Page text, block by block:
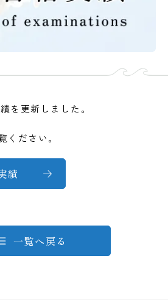
を更新しました。
ください。
績
一覧へ戻る